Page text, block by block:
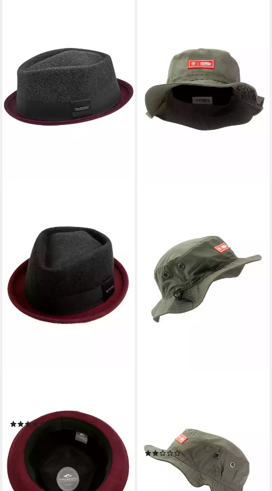
mit Stoffband
(6)
ab 36,29 € 59,99 €
-40%
lieferbar - in 1-2 Werktagen bei dir
Hat, Fischer Hut, Anglerhut
mit UV-Schutzfaktor 50+
(2)
34,95 €
lieferbar - in 5-6 Werktagen bei dir